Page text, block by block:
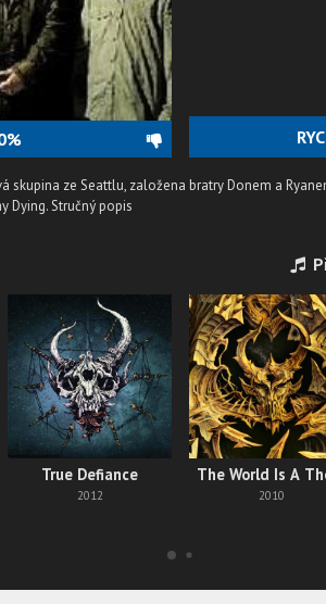
skupina ze Seattlu, založena bratry Donem a
Dying.Stručný popis
True Defiance
2012
The World Is A
2010